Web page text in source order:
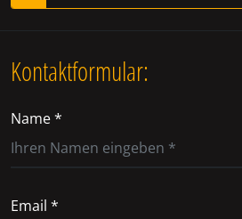
Kontaktformular:
Name *
Email *